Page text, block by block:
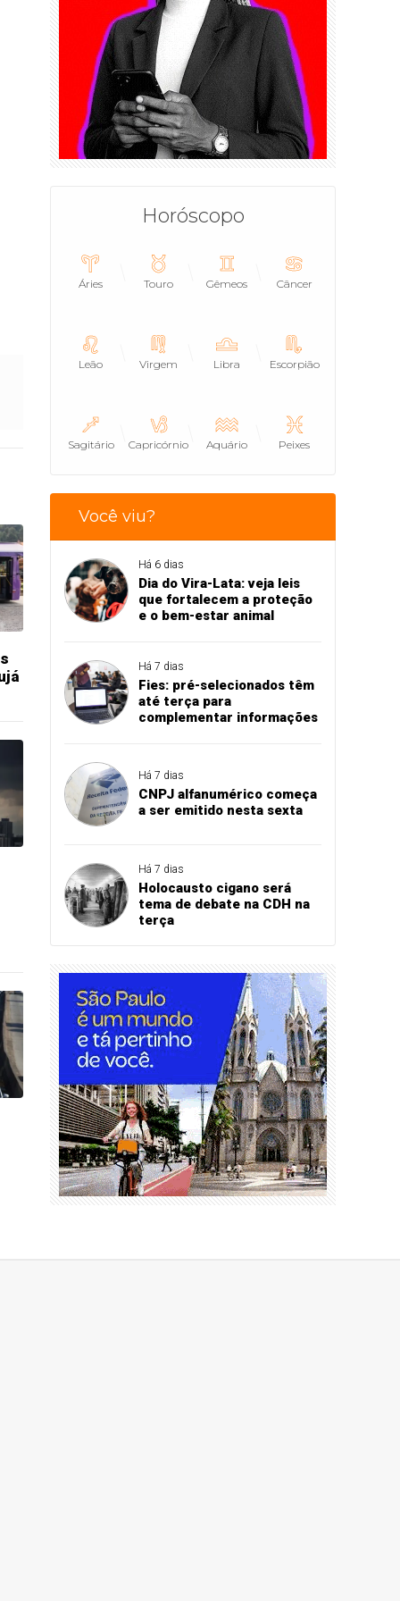
Horóscopo
Áries Touro Gêmeos Câncer
Leão Virgem Libra Escorpião
Sagitário Capricórnio Aquário Peixes
Você viu?
Há 6 dias
Dia do Vira-Lata: veja leis
que fortalecem a proteção
e o bem-estar animal
Há 7 dias
Fies: pré-selecionados têm
até terça para
complementar informações
Há 7 dias
CNPJ alfanumérico começa
a ser emitido nesta sexta
Há 7 dias
Holocausto cigano será
tema de debate na CDH na
terça